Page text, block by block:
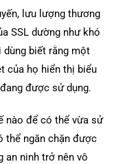
lưu lượng thương
SSL dường như khó
dùng biết rằng một
của họ hiển thị biểu
được sử dụng.
nào để có thể vừa sử
thể ngăn chặn được
an ninh trở nên vô